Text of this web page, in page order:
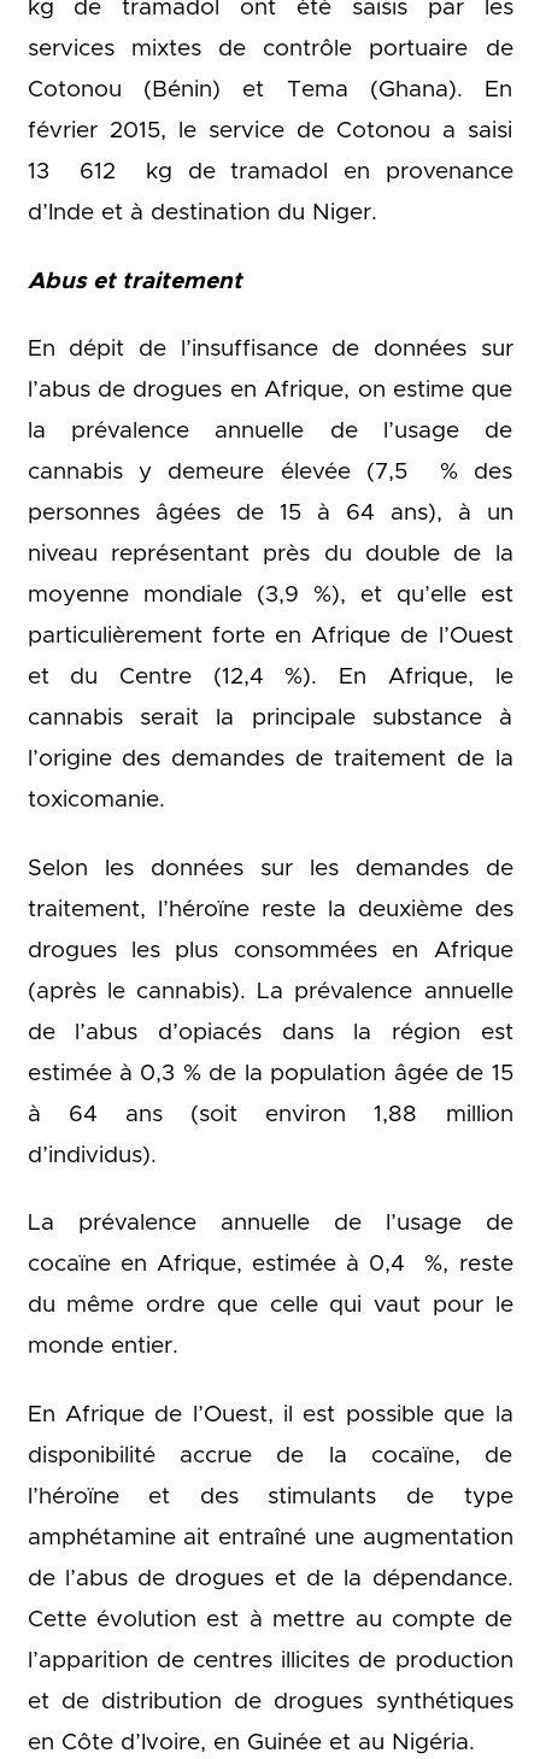
kg de tramadol ont été saisis par les
services mixtes de contrôle portuaire de
Cotonou (Bénin) et Tema (Ghana). En
février 2015, le service de Cotonou a saisi
13 612 kg de tramadol en provenance
d’Inde et à destination du Niger.
Abus et traitement
En dépit de l’insuffisance de données sur
l’abus de drogues en Afrique, on estime que
la prévalence annuelle de l’usage de
cannabis y demeure élevée (7,5 % des
personnes âgées de 15 à 64 ans), à un
niveau représentant près du double de la
moyenne mondiale (3,9 %), et qu’elle est
particulièrement forte en Afrique de l’Ouest
et du Centre (12,4 %). En Afrique, le
cannabis serait la principale substance à
l’origine des demandes de traitement de la
toxicomanie.
Selon les données sur les demandes de
traitement, l’héroïne reste la deuxième des
drogues les plus consommées en Afrique
(après le cannabis). La prévalence annuelle
de l’abus d’opiacés dans la région est
estimée à 0,3 % de la population âgée de 15
à 64 ans (soit environ 1,88 million
d’individus).
La prévalence annuelle de l’usage de
cocaïne en Afrique, estimée à 0,4 %, reste
du même ordre que celle qui vaut pour le
monde entier.
En Afrique de l’Ouest, il est possible que la
disponibilité accrue de la cocaïne, de
l’héroïne et des stimulants de type
amphétamine ait entraîné une augmentation
de l’abus de drogues et de la dépendance.
Cette évolution est à mettre au compte de
l’apparition de centres illicites de production
et de distribution de drogues synthétiques
en Côte d’Ivoire, en Guinée et au Nigéria.